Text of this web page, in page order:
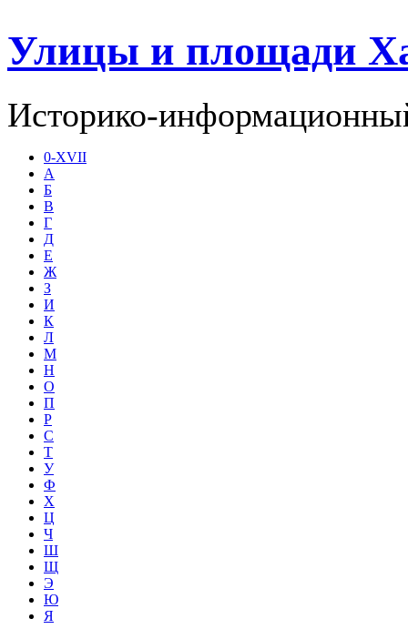
Улицы и площади
Историко-
0-XVII
А
Б
В
Г
Д
Е
Ж
З
И
К
Л
М
Н
О
П
Р
С
Т
У
Ф
Х
Ц
Ч
Ш
Щ
Э
Ю
Я